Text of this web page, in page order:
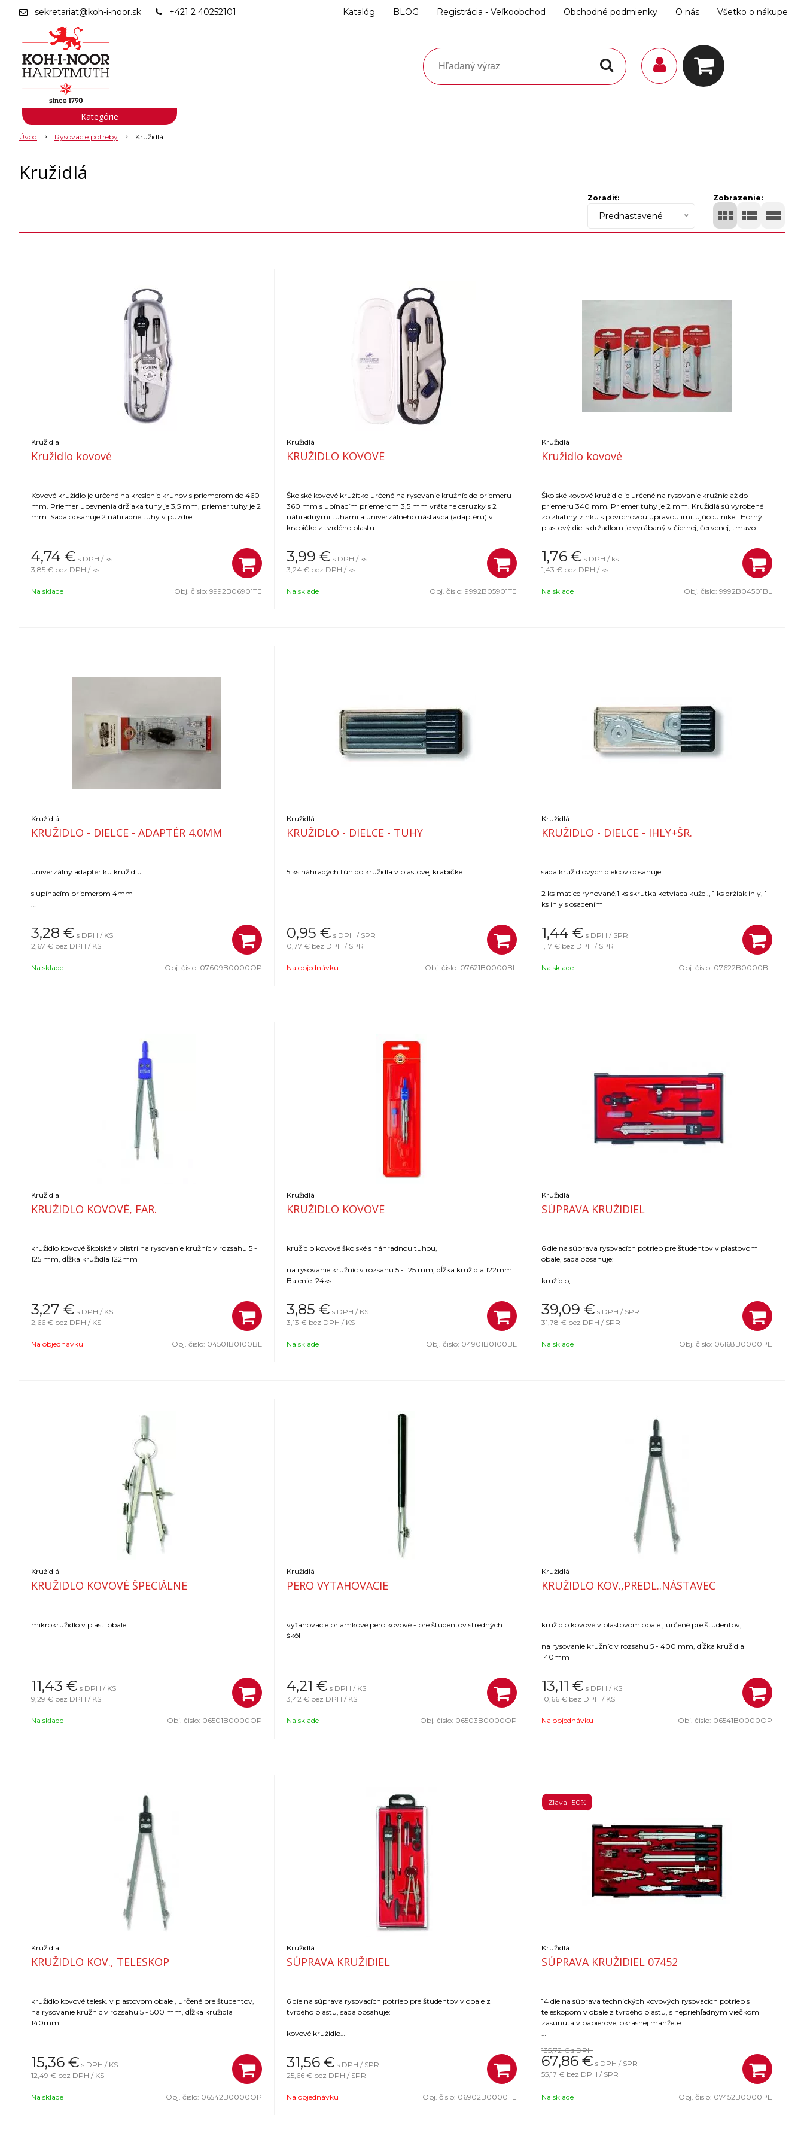
sekretariat@koh-i-noor.sk +421 2 40252101 Katalóg BLOG Registrácia - Veľkoobchod Obchodné podmienky O nás Všetko o nákupe
Úvod Rysovacie potreby Kružidlá
Kružidlá
Zobrazenie:
Zoradiť:
Prednastavené
Kružidlá
Kružidlo kovové
Kovové kružidlo je určené na kreslenie kruhov s priemerom do 460
mm. Priemer upevnenia držiaka tuhy je 3,5 mm, priemer tuhy je 2
mm. Sada obsahuje 2 náhradné tuhy v puzdre.
4,74 € s DPH / ks
3,85 € bez DPH / ks
Na sklade Obj. čislo: 9992B06901TE
Kružidlá
KRUŽIDLO KOVOVÉ
Školské kovové kružítko určené na rysovanie kružníc do priemeru
360 mm s upínacím priemerom 3,5 mm vrátane ceruzky s 2
náhradnými tuhami a univerzálneho nástavca (adaptéru) v
krabičke z tvrdého plastu.
3,99 € s DPH / ks
3,24 € bez DPH / ks
Na sklade Obj. čislo:9992B05901TE
Kružidlá
Kružidlo kovové
Školské kovové kružidlo je určené na rysovanie kružníc až do
priemeru 340 mm. Priemer tuhy je 2 mm. Kružidlá sú vyrobené
zo zliatiny zinku s povrchovou úpravou imitujúcou nikel. Horný
plastový diel s držadlom je vyrábaný v čiernej, červenej, tmavo
1,76 € s DPH / ks
1,43 € bez DPH / ks
Na sklade Obj. čislo: 9992B04501BL
Kružidlá
KRUŽIDLO - DIELCE - ADAPTÉR 4.0MM
univerzálny adaptér ku kružidlu
s upínacím priemerom 4mm
3,28 € s DPH / KS
2,67 € bez DPH / KS
Na sklade Obj. čislo: 07609B0000OP
Kružidlá
KRUŽIDLO - DIELCE - TUHY
5 ks náhradých túh do kružidla v plastovej krabičke
0,95 € s DPH / SPR
0,77 € bez DPH / SPR
Na objednávku Obj. čislo: 07621B0000BL
Kružidlá
KRUŽIDLO - DIELCE - IHLY+ŠR.
sada kružidlových dielcov obsahuje:
2 ks matice ryhované,1 ks skrutka kotviaca kužel., 1 ks držiak ihly, 1
ks ihly s osadením
1,44 € s DPH / SPR
1,17 € bez DPH / SPR
Na sklade Obj. čislo: 07622B0000BL
Kružidlá
KRUŽIDLO KOVOVÉ, FAR.
kružidlo kovové školské v blistri na rysovanie kružníc v rozsahu 5 -
125 mm, dĺžka kružidla 122mm
Balenie: 24ks
3,27 € s DPH / KS
2,66 € bez DPH / KS
Na objednávku Obj. čislo: 04501B0100BL
Kružidlá
KRUŽIDLO KOVOVÉ
kružidlo kovové školské s náhradnou tuhou,
na rysovanie kružníc v rozsahu 5 - 125 mm, dĺžka kružidla 122mm
Balenie: 24ks
3,85 € s DPH / KS
3,13 € bez DPH / KS
Na sklade Obj. čislo: 04901B0100BL
Kružidlá
SÚPRAVA KRUŽIDIEL
6 dielna súprava rysovacích potrieb pre študentov v plastovom
obale, sada obsahuje:
kružidlo,
kružidlo s tel. tyčou
nástavec na trubkové pero
skrutkovač
39,09 € s DPH / SPR
31,78 € bez DPH / SPR
Na sklade Obj. čislo: 06168B0000PE
Kružidlá
KRUŽIDLO KOVOVÉ ŠPECIÁLNE
mikrokružidlo v plast. obale
11,43 € s DPH / KS
9,29 € bez DPH / KS
Na sklade Obj. čislo: 06501B0000OP
Kružidlá
PERO VYTAHOVACIE
vyťahovacie priamkové pero kovové - pre študentov stredných
škôl
4,21 € s DPH / KS
3,42 € bez DPH / KS
Na sklade Obj. čislo: 06503B0000OP
Kružidlá
KRUŽIDLO KOV.,PREDL..NÁSTAVEC
kružidlo kovové v plastovom obale , určené pre študentov,
na rysovanie kružníc v rozsahu 5 - 400 mm, dĺžka kružidla
140mm
13,11 € s DPH / KS
10,66 € bez DPH / KS
Na objednávku Obj. čislo: 06541B0000OP
Kružidlá
KRUŽIDLO KOV., TELESKOP
kružidlo kovové telesk. v plastovom obale , určené pre študentov,
na rysovanie kružníc v rozsahu 5 - 500 mm, dĺžka kružidla
140mm
15,36 € s DPH / KS
12,49 € bez DPH / KS
Na sklade Obj. čislo: 06542B0000OP
Kružidlá
SÚPRAVA KRUŽIDIEL
6 dielna súprava rysovacích potrieb pre študentov v obale z
tvrdého plastu, sada obsahuje:
kovové kružidlo
mikrokružidlo
predĺžovacie rameno
nástavec kružidla
31,56 € s DPH / SPR
25,66 € bez DPH / SPR
Na objednávku Obj. čislo: 06902B0000TE
Kružidlá
SÚPRAVA KRUŽIDIEL 07452
Zľava -50%
14 dielna súprava technických kovových rysovacích potrieb s
teleskopom v obale z tvrdého plastu, s nepriehľadným viečkom
zasunutá v papierovej okrasnej manžete .
súprava v červenom púzdre obsahuje:
135,72 €s DPH
67,86 € s DPH / SPR
55,17 € bez DPH / SPR
Na sklade Obj. čislo: 07452B0000PE
Kategórie